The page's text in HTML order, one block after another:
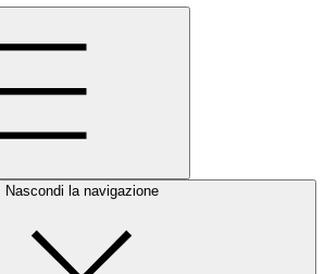
Nascondi la navigazione